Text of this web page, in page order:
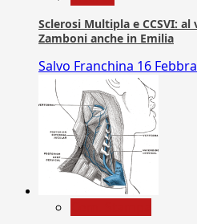
Sclerosi Multipla e CCSVI:
Zamboni anche in Emilia
Salvo Franchina 16